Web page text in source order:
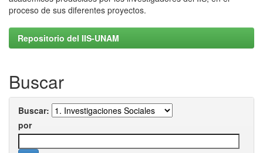
proceso de sus diferentes proyectos.
Repositorio del IIS-UNAM
Buscar
Buscar:
por